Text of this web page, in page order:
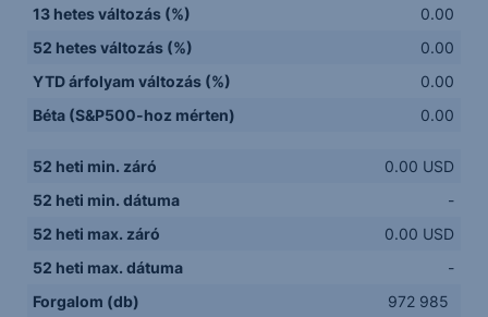
13 hetes változás (%)
0.00
52 hetes változás (%)
0.00
YTD árfolyam változás (%)
0.00
Béta (S&P500-hoz mérten)
0.00
52 heti min. záró
0.00 USD
52 heti min. dátuma
-
52 heti max. záró
0.00 USD
52 heti max. dátuma
-
Forgalom (db)
972 985